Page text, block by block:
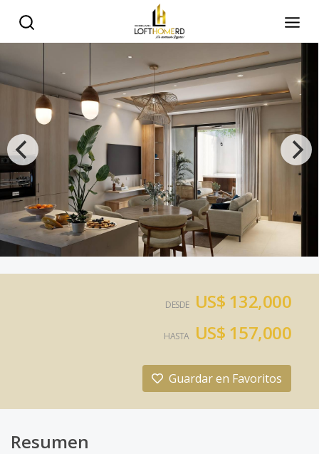
DESDE US$ 132,000
HASTA US$ 157,000
Guardar en Favoritos
Resumen